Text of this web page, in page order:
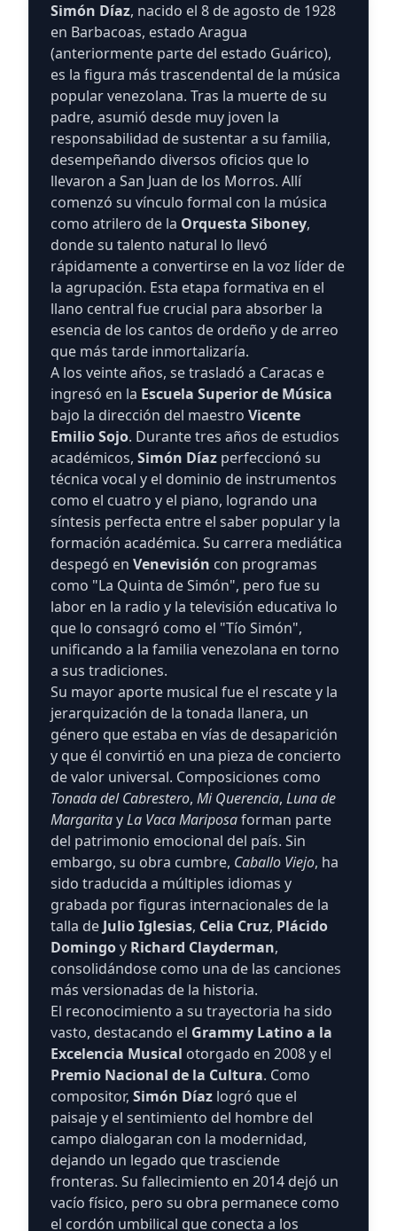
Simón Díaz, nacido el 8 de agosto de 1928
en Barbacoas, estado Aragua
(anteriormente parte del estado Guárico),
es la figura más trascendental de la música
popular venezolana. Tras la muerte de su
padre, asumió desde muy joven la
responsabilidad de sustentar a su familia,
desempeñando diversos oficios que lo
llevaron a San Juan de los Morros. Allí
comenzó su vínculo formal con la música
como atrilero de la Orquesta Siboney,
donde su talento natural lo llevó
rápidamente a convertirse en la voz líder de
la agrupación. Esta etapa formativa en el
llano central fue crucial para absorber la
esencia de los cantos de ordeño y de arreo
que más tarde inmortalizaría.
A los veinte años, se trasladó a Caracas e
ingresó en la Escuela Superior de Música
bajo la dirección del maestro Vicente
Emilio Sojo. Durante tres años de estudios
académicos, Simón Díaz perfeccionó su
técnica vocal y el dominio de instrumentos
como el cuatro y el piano, logrando una
síntesis perfecta entre el saber popular y la
formación académica. Su carrera mediática
despegó en Venevisión con programas
como "La Quinta de Simón", pero fue su
labor en la radio y la televisión educativa lo
que lo consagró como el "Tío Simón",
unificando a la familia venezolana en torno
a sus tradiciones.
Su mayor aporte musical fue el rescate y la
jerarquización de la tonada llanera, un
género que estaba en vías de desaparición
y que él convirtió en una pieza de concierto
de valor universal. Composiciones como
Tonada del Cabrestero, Mi Querencia, Luna de
MargaritayLa Vaca Mariposaforman parte
del patrimonio emocional del país. Sin
embargo, su obra cumbre, Caballo Viejo, ha
sido traducida a múltiples idiomas y
grabada por figuras internacionales de la
talla de Julio Iglesias, Celia Cruz, Plácido
Domingoy Richard Clayderman,
consolidándose como una de las canciones
más versionadas de la historia.
El reconocimiento a su trayectoria ha sido
vasto, destacando el Grammy Latino a la
Excelencia Musical otorgado en 2008 y el
Premio Nacional de la Cultura. Como
compositor, Simón Díaz logró que el
paisaje y el sentimiento del hombre del
campo dialogaran con la modernidad,
dejando un legado que trasciende
fronteras. Su fallecimiento en 2014 dejó un
vacío físico, pero su obra permanece como
el cordón umbilical que conecta a los